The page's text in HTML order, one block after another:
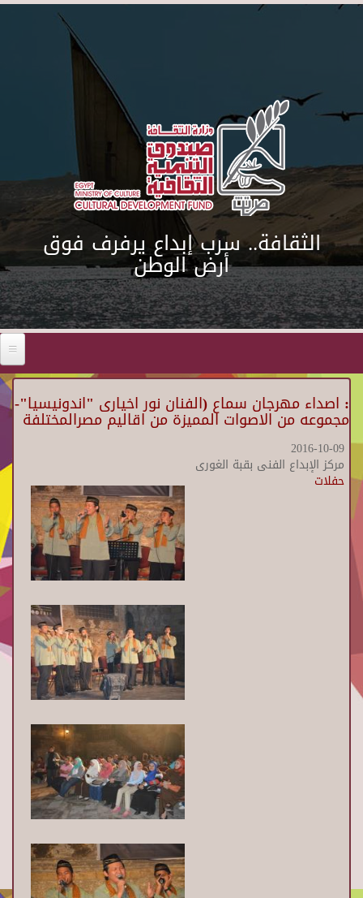
Skip to main content
الثقافة.. سرب إبداع يرفرف فوق
أرض الوطن
: اصداء مهرجان سماع (الفنان نور اخيارى "اندونيسيا"-
مجموعه من الاصوات المميزة من اقاليم مصرالمختلفة
2016-10-09
مركز الإبداع الفنى بقبة الغورى
حفلات